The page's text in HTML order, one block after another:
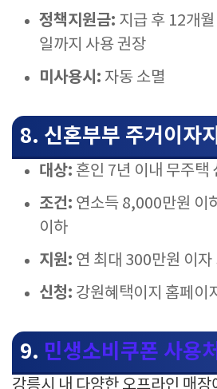
정책지원금: 지급 후 12개
일까지 사용 권장
미사용시: 자동 소멸
8. 신혼부부 주거이자
대상: 혼인 7년 이내 무주택
조건: 연소득 8,000만원 이
이하
지원: 연 최대 300만원 이자
신청: 강원혜택이지 홈페이
9. 민생소비쿠폰 사용처